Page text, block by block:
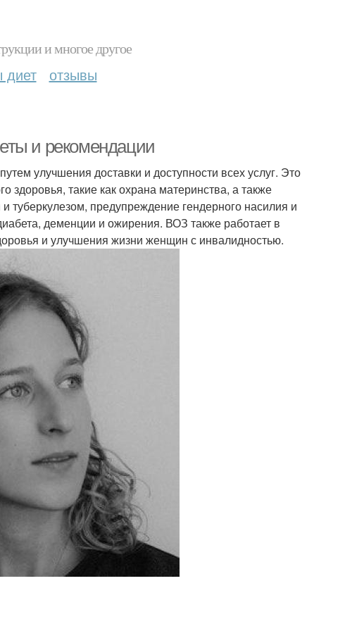
и многое другое
диет отзывы
и рекомендации
улучшения доставки и доступности всех услуг. Это
здоровья, такие как охрана материнства, а также
предупреждение гендерного насилия и
деменции и ожирения. ВОЗ также работает в
и улучшения жизни женщин с инвалидностью.